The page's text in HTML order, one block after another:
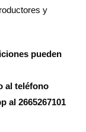
y
pueden
al teléfono
al 2665267101